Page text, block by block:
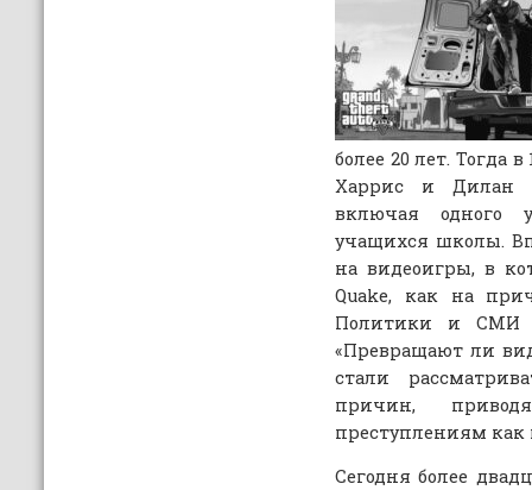
более 20 лет. Тогда
Харрис и Дилан
включая одного
учащихся школы.
на видеоигры, в
Quake, как на
Политики и СМИ
«Превращают ли
стали
причин,
преступлениям как
Сегодня более